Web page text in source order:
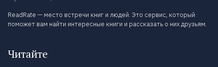
ReadRate — место встречи книг и людей. Это сервис, который
поможет вам найти интересные книги и рассказать о них друзьям.
Читайте